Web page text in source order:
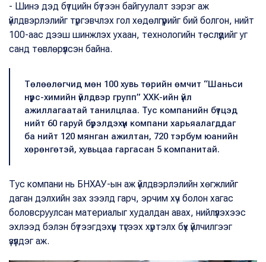
- Шинэ дэд бүтцийн бүтээн байгуулалт зэрэг аж
үйлдвэрлэлийг түргэвчлэх гол хөдөлгүүрийг бий болгон, нийт
100-аас дээш шинжлэх ухаан, технологийн төслүүдийг уг
санд төвлөрүүлсэн байна.
Төлөөлөгчид мөн 100 хувь төрийн өмчит “Шаньси
нүүрс-химийн үйлдвэр групп” ХХК-ийн үйл
ажиллагаатай танилцлаа. Тус компанийн бүтцэд
нийт 60 гаруй бүрэлдэхүүн компани харьяалагддаг
ба нийт 120 мянган ажилтан, 720 тэрбум юанийн
хөрөнгөтэй, хувьцаа гаргасан 5 компанитай.
Тус компани нь БНХАУ-ын аж үйлдвэрлэлийн хөгжлийг
даган дэлхийн зах зээлд гарч, эрчим хүч болон хагас
боловсруулсан материалыг худалдан авах, нийлүүлэхээс
эхлээд бэлэн бүтээгдэхүүн түгээх хүртэлх бүх үйлчилгээг
үзүүлдэг аж.